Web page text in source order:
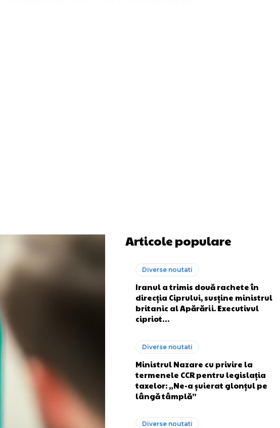
Articole populare
Diverse noutati
Iranul a trimis două rachete în
direcția Ciprului, susține ministrul
britanic al Apărării. Executivul
cipriot…
Diverse noutati
Ministrul Nazare cu privire la
termenele CCR pentru legislația
taxelor: „Ne-a șuierat glonțul pe
lângă tâmplă”
Diverse noutati